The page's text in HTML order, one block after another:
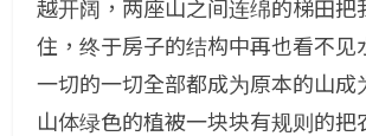
越开阔，两座山之间连绵的梯田把
住，终于房子的结构中再也看不见
一切的一切全部都成为原本的山成
山体绿色的植被一块块有规则的把